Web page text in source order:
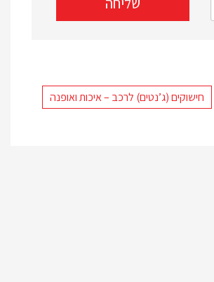
חישוקים (ג’נטים) לרכב – איכות ואופנה